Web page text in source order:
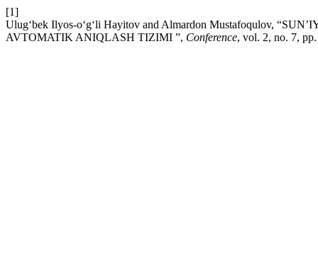
[1]
Ulug‘bek Ilyos-o‘g‘li Hayitov and Almardon Mustafoqulov,
AVTOMATIK ANIQLASH TIZIMI ”, Conference, vol. 2, no. 7,